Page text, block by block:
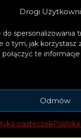
Drogi
spersonalizowania
o tym, jak
te
Odmów
ciasteczek
singli
już od
Guetta,